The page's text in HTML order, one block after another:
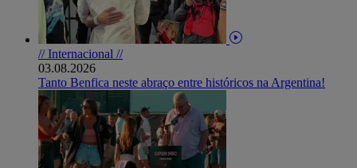
// Internacional //
03.08.2026
Tanto Benfica neste abraço entre históricos na Argentina!